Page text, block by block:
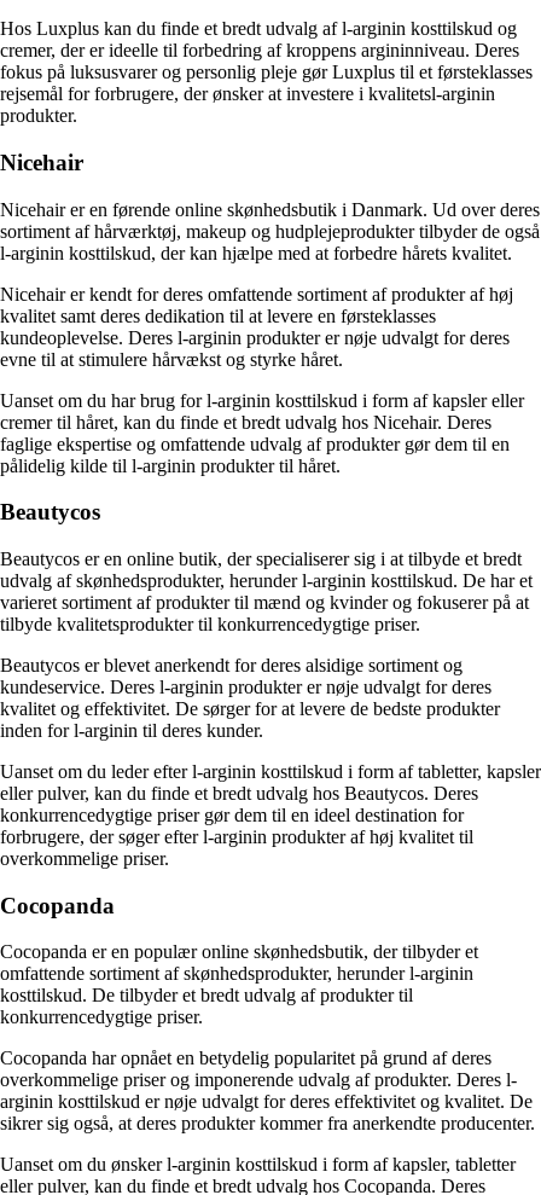
Hos Luxplus kan du finde et bredt udvalg af l-arginin kosttilskud og
cremer, der er ideelle til forbedring af kroppens argininniveau. Deres
fokus på luksusvarer og personlig pleje gør Luxplus til et førsteklasses
rejsemål for forbrugere, der ønsker at investere i kvalitetsl-arginin
produkter.
Nicehair
Nicehair er en førende online skønhedsbutik i Danmark. Ud over deres
sortiment af hårværktøj, makeup og hudplejeprodukter tilbyder de også
l-arginin kosttilskud, der kan hjælpe med at forbedre hårets kvalitet.
Nicehair er kendt for deres omfattende sortiment af produkter af høj
kvalitet samt deres dedikation til at levere en førsteklasses
kundeoplevelse. Deres l-arginin produkter er nøje udvalgt for deres
evne til at stimulere hårvækst og styrke håret.
Uanset om du har brug for l-arginin kosttilskud i form af kapsler eller
cremer til håret, kan du finde et bredt udvalg hos Nicehair. Deres
faglige ekspertise og omfattende udvalg af produkter gør dem til en
pålidelig kilde til l-arginin produkter til håret.
Beautycos
Beautycos er en online butik, der specialiserer sig i at tilbyde et bredt
udvalg af skønhedsprodukter, herunder l-arginin kosttilskud. De har et
varieret sortiment af produkter til mænd og kvinder og fokuserer på at
tilbyde kvalitetsprodukter til konkurrencedygtige priser.
Beautycos er blevet anerkendt for deres alsidige sortiment og
kundeservice. Deres l-arginin produkter er nøje udvalgt for deres
kvalitet og effektivitet. De sørger for at levere de bedste produkter
inden for l-arginin til deres kunder.
Uanset om du leder efter l-arginin kosttilskud i form af tabletter, kapsler
eller pulver, kan du finde et bredt udvalg hos Beautycos. Deres
konkurrencedygtige priser gør dem til en ideel destination for
forbrugere, der søger efter l-arginin produkter af høj kvalitet til
overkommelige priser.
Cocopanda
Cocopanda er en populær online skønhedsbutik, der tilbyder et
omfattende sortiment af skønhedsprodukter, herunder l-arginin
kosttilskud. De tilbyder et bredt udvalg af produkter til
konkurrencedygtige priser.
Cocopanda har opnået en betydelig popularitet på grund af deres
overkommelige priser og imponerende udvalg af produkter. Deres l-
arginin kosttilskud er nøje udvalgt for deres effektivitet og kvalitet. De
sikrer sig også, at deres produkter kommer fra anerkendte producenter.
Uanset om du ønsker l-arginin kosttilskud i form af kapsler, tabletter
eller pulver, kan du finde et bredt udvalg hos Cocopanda. Deres